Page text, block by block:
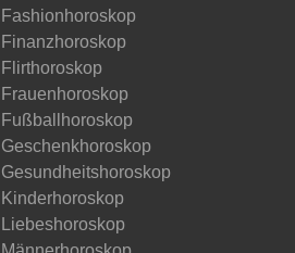
Fashionhoroskop
Finanzhoroskop
Flirthoroskop
Frauenhoroskop
Fußballhoroskop
Geschenkhoroskop
Gesundheitshoroskop
Kinderhoroskop
Liebeshoroskop